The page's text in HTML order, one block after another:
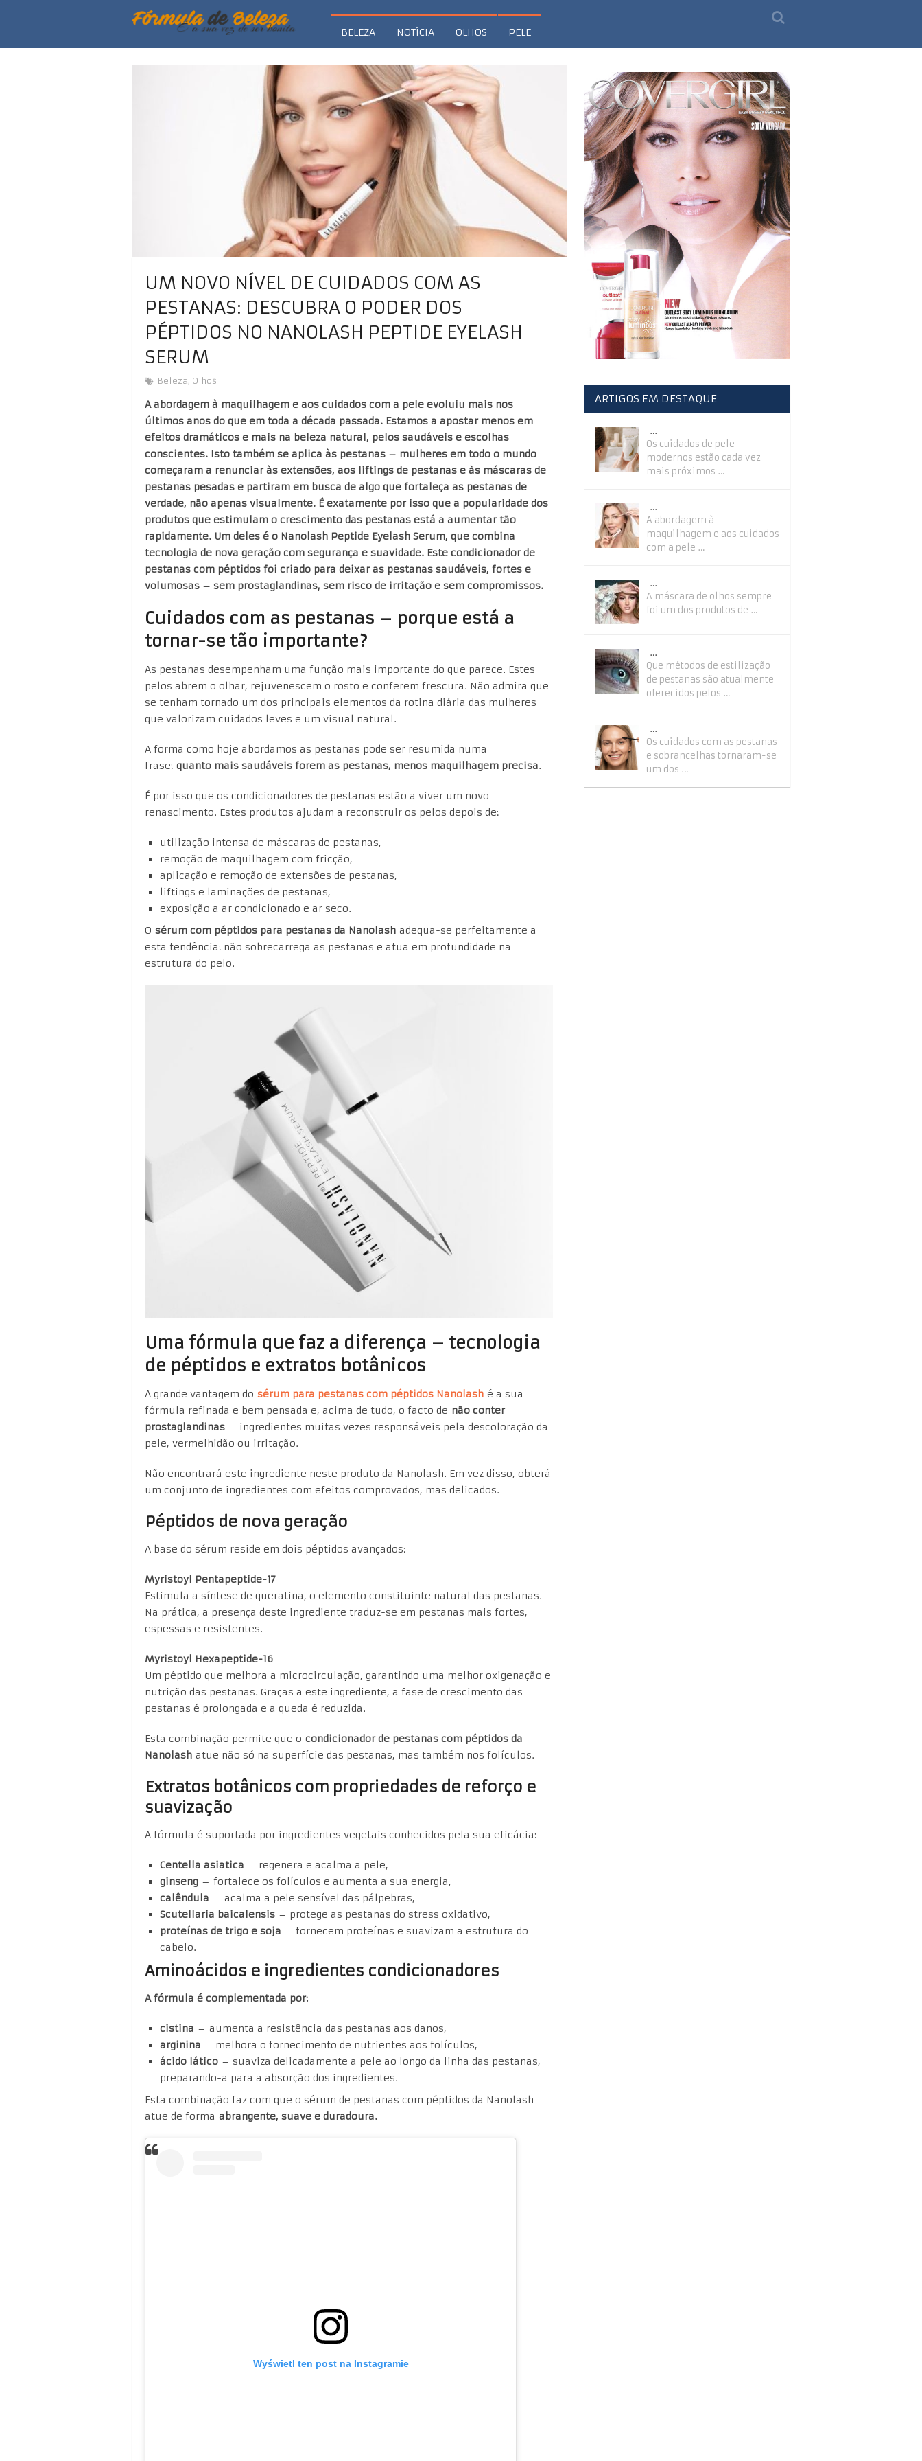
BELEZA NOTÍCIA OLHOS PELE
UM NOVO NÍVEL DE CUIDADOS COM AS
PESTANAS: DESCUBRA O PODER DOS
PÉPTIDOS NO NANOLASH PEPTIDE EYELASH
SERUM
Beleza, Olhos
A abordagem à maquilhagem e aos cuidados com a pele evoluiu mais nos
últimos anos do que em toda a década passada. Estamos a apostar menos em
efeitos dramáticos e mais na beleza natural, pelos saudáveis e escolhas
conscientes. Isto também se aplica às pestanas – mulheres em todo o mundo
começaram a renunciar às extensões, aos liftings de pestanas e às máscaras de
pestanas pesadas e partiram em busca de algo que fortaleça as pestanas de
verdade, não apenas visualmente. É exatamente por isso que a popularidade dos
produtos que estimulam o crescimento das pestanas está a aumentar tão
rapidamente. Um deles é o Nanolash Peptide Eyelash Serum, que combina
tecnologia de nova geração com segurança e suavidade. Este condicionador de
pestanas com péptidos foi criado para deixar as pestanas saudáveis, fortes e
volumosas – sem prostaglandinas, sem risco de irritação e sem compromissos.
Cuidados com as pestanas – porque está a
tornar-se tão importante?
As pestanas desempenham uma função mais importante do que parece. Estes
pelos abrem o olhar, rejuvenescem o rosto e conferem frescura. Não admira que
se tenham tornado um dos principais elementos da rotina diária das mulheres
que valorizam cuidados leves e um visual natural.
A forma como hoje abordamos as pestanas pode ser resumida numa
frase: quanto mais saudáveis forem as pestanas, menos maquilhagem precisa.
É por isso que os condicionadores de pestanas estão a viver um novo
renascimento. Estes produtos ajudam a reconstruir os pelos depois de:
utilização intensa de máscaras de pestanas,
remoção de maquilhagem com fricção,
aplicação e remoção de extensões de pestanas,
liftings e laminações de pestanas,
exposição a ar condicionado e ar seco.
O sérum com péptidos para pestanas da Nanolash adequa-se perfeitamente a
esta tendência: não sobrecarrega as pestanas e atua em profundidade na
estrutura do pelo.
Uma fórmula que faz a diferença – tecnologia
de péptidos e extratos botânicos
A grande vantagem do sérum para pestanas com péptidos Nanolash é a sua
fórmula refinada e bem pensada e, acima de tudo, o facto de não conter
prostaglandinas – ingredientes muitas vezes responsáveis pela descoloração da
pele, vermelhidão ou irritação.
Não encontrará este ingrediente neste produto da Nanolash. Em vez disso, obterá
um conjunto de ingredientes com efeitos comprovados, mas delicados.
Péptidos de nova geração
A base do sérum reside em dois péptidos avançados:
Myristoyl Pentapeptide-17
Estimula a síntese de queratina, o elemento constituinte natural das pestanas.
Na prática, a presença deste ingrediente traduz-se em pestanas mais fortes,
espessas e resistentes.
Myristoyl Hexapeptide-16
Um péptido que melhora a microcirculação, garantindo uma melhor oxigenação e
nutrição das pestanas. Graças a este ingrediente, a fase de crescimento das
pestanas é prolongada e a queda é reduzida.
Esta combinação permite que o condicionador de pestanas com péptidos da
Nanolash atue não só na superfície das pestanas, mas também nos folículos.
Extratos botânicos com propriedades de reforço e
suavização
A fórmula é suportada por ingredientes vegetais conhecidos pela sua eficácia:
Centella asiatica – regenera e acalma a pele,
ginseng – fortalece os folículos e aumenta a sua energia,
calêndula – acalma a pele sensível das pálpebras,
Scutellaria baicalensis – protege as pestanas do stress oxidativo,
proteínas de trigo e soja – fornecem proteínas e suavizam a estrutura do
cabelo.
Aminoácidos e ingredientes condicionadores
A fórmula é complementada por:
cistina – aumenta a resistência das pestanas aos danos,
arginina – melhora o fornecimento de nutrientes aos folículos,
ácido lático – suaviza delicadamente a pele ao longo da linha das pestanas,
preparando-a para a absorção dos ingredientes.
Esta combinação faz com que o sérum de pestanas com péptidos da Nanolash
atue de forma abrangente, suave e duradoura.
Wyświetl ten post na Instagramie
ARTIGOS EM DESTAQUE
…
Os cuidados de pele
modernos estão cada vez
mais próximos …
…
A abordagem à
maquilhagem e aos cuidados
com a pele …
…
A máscara de olhos sempre
foi um dos produtos de …
…
Que métodos de estilização
de pestanas são atualmente
oferecidos pelos …
…
Os cuidados com as pestanas
e sobrancelhas tornaram-se
um dos …